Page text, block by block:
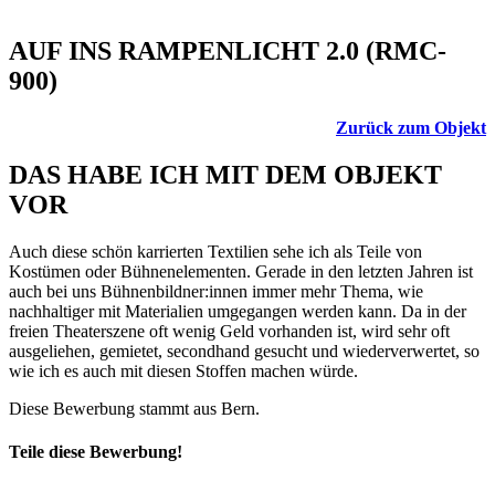
AUF INS RAMPENLICHT 2.0 (RMC-
900)
Zurück zum Objekt
DAS HABE ICH MIT DEM OBJEKT
VOR
Auch diese schön karrierten Textilien sehe ich als Teile von
Kostümen oder Bühnenelementen. Gerade in den letzten Jahren ist
auch bei uns Bühnenbildner:innen immer mehr Thema, wie
nachhaltiger mit Materialien umgegangen werden kann. Da in der
freien Theaterszene oft wenig Geld vorhanden ist, wird sehr oft
ausgeliehen, gemietet, secondhand gesucht und wiederverwertet, so
wie ich es auch mit diesen Stoffen machen würde.
Diese Bewerbung stammt aus Bern.
Teile diese Bewerbung!